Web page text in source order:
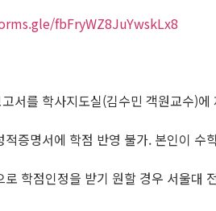
fbFryWZ8JuYwskLx8
서를 학사지도실(김수민 객원교수)에
증명서에 학점 반영 불가. 본인이
학점인정을 받기 원할 경우 서울대